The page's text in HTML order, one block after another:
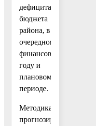
дефицита
бюджета
района, в
очередном
финансовом
году и
плановом
периоде.
Методика
прогнозирования